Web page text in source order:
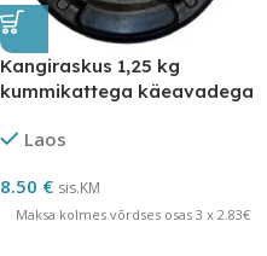
Kangiraskus 1,25 kg
kummikattega käeavadega
Laos
8.50 € sis.KM
Maksa kolmes võrdses osas 3 x 2.83€